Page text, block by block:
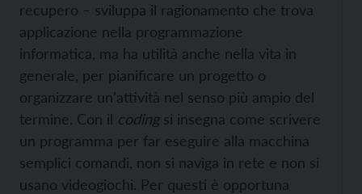
recupero – sviluppa il ragionamento che trova
applicazione nella programmazione
informatica, ma ha utilità anche nella vita in
generale, per pianificare un progetto o
organizzare un’attività nel senso più ampio del
termine. Con il coding si insegna come scrivere
un programma per far eseguire alla macchina
semplici comandi, non si naviga in rete e non si
usano videogiochi. Per questi è opportuna